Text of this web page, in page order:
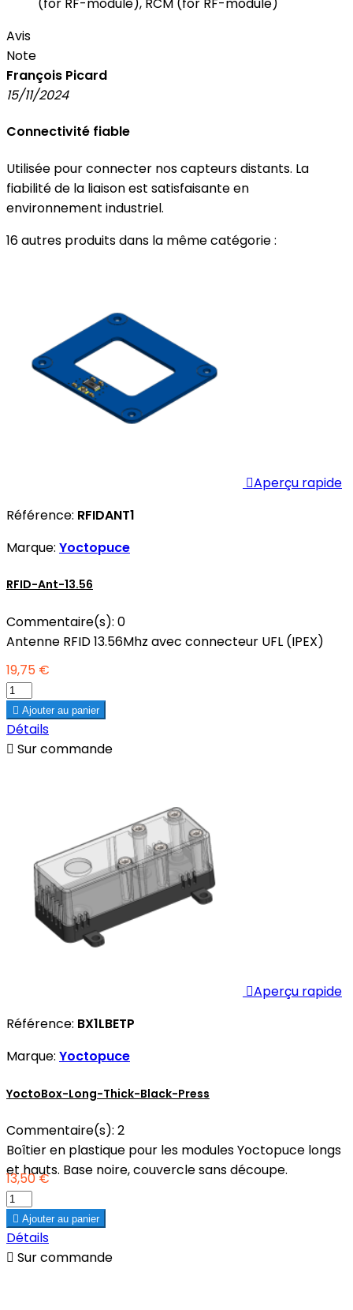
Avis
Note
François Picard
15/11/2024
Connectivité fiable
Utilisée pour connecter nos capteurs distants. La
fiabilité de la liaison est satisfaisante en
environnement industriel.
16 autres produits dans la même catégorie :
Aperçu rapide
Référence: RFIDANT1
Marque: Yoctopuce
RFID-Ant-13.56
Commentaire(s): 0
Antenne RFID 13.56Mhz avec connecteur UFL (IPEX)
19,75 €
 Ajouter au panier
Détails
 Sur commande
Aperçu rapide
Référence: BX1LBETP
Marque: Yoctopuce
YoctoBox-Long-Thick-Black-Press
Commentaire(s): 2
Boîtier en plastique pour les modules Yoctopuce longs
et hauts. Base noire, couvercle sans découpe.
13,50 €
 Ajouter au panier
Détails
 Sur commande